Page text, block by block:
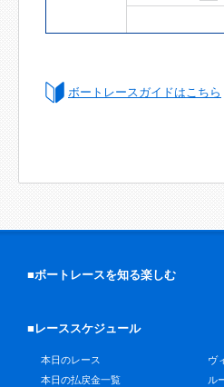
ボートレースガイドはこちら
■ボートレースを知る楽しむ
■レーススケジュール
本日のレース
本日の払戻金一覧
ヴ
ル